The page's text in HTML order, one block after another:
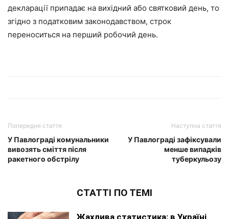
декларації припадає на вихідний або святковий день, то
згідно з податковим законодавством, строк
переноситься на перший робочий день.
Попередня стаття
У Павлограді комунальники
вивозять сміття після
ракетного обстрілу
Наступна стаття
У Павлограді зафіксували
менше випадків
туберкульозу
СТАТТІ ПО ТЕМІ
Жахлива статистика: в Україні